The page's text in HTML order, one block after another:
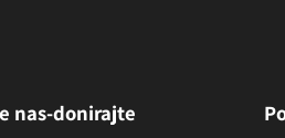
nas-donirajte